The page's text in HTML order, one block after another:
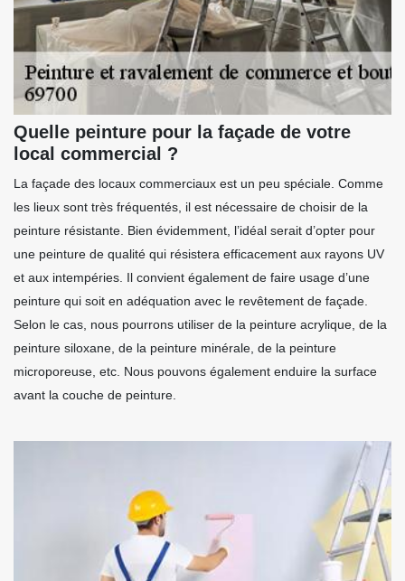
Quelle peinture pour la façade de votre
local commercial ?
La façade des locaux commerciaux est un peu spéciale. Comme
les lieux sont très fréquentés, il est nécessaire de choisir de la
peinture résistante. Bien évidemment, l’idéal serait d’opter pour
une peinture de qualité qui résistera efficacement aux rayons UV
et aux intempéries. Il convient également de faire usage d’une
peinture qui soit en adéquation avec le revêtement de façade.
Selon le cas, nous pourrons utiliser de la peinture acrylique, de la
peinture siloxane, de la peinture minérale, de la peinture
microporeuse, etc. Nous pouvons également enduire la surface
avant la couche de peinture.